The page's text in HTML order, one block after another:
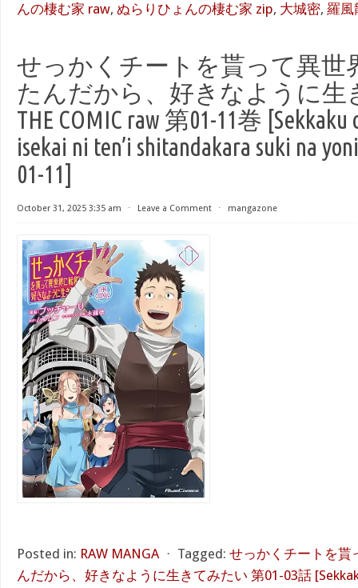
んの棲む家 raw, ぬらりひょんの棲む家 zip, 大城密, 羅風
せっかくチートを貰って異世
たんだから、好きなように生
THE COMIC raw 第01-11巻 [Sekkaku
isekai ni ten’i shitandakara suki na
01-11]
October 31, 2025 3:35 am ⋅ Leave a Comment ⋅ mangazone
Posted in: RAW MANGA ⋅ Tagged: せっかくチートを貰
んだから、好きなように生きてみたい 第01-03話